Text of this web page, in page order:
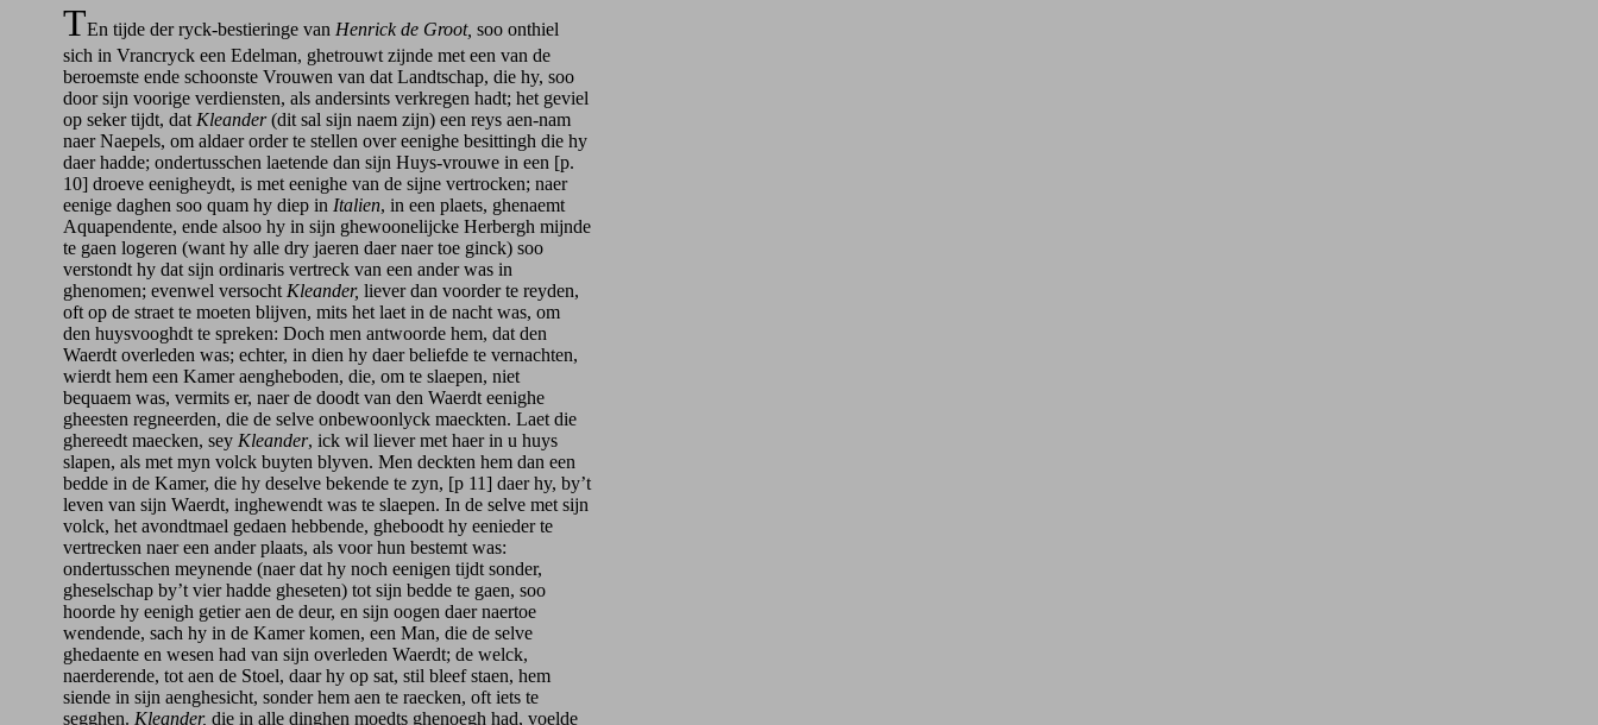
TEn tijde der ryck-bestieringe van Henrick de Groot, soo onthiel
sich in Vrancryck een Edelman, ghetrouwt zijnde met een van de
beroemste ende schoonste Vrouwen van dat Landtschap, die hy, soo
door sijn voorige verdiensten, als andersints verkregen hadt; het geviel
op seker tijdt, dat Kleander(dit sal sijn naem zijn) een reys aen-nam
naer Naepels, om aldaer order te stellen over eenighe besittingh die hy
daer hadde; ondertusschen laetende dan sijn Huys-vrouwe in een [p.
10] droeve eenigheydt, is met eenighe van de sijne vertrocken; naer
eenige daghen soo quam hy diep in Italien, in een plaets, ghenaemt
Aquapendente, ende alsoo hy in sijn ghewoonelijcke Herbergh mijnde
te gaen logeren (want hy alle dry jaeren daer naer toe ginck) soo
verstondt hy dat sijn ordinaris vertreck van een ander was in
ghenomen; evenwel versocht Kleander, liever dan voorder te reyden,
oft op de straet te moeten blijven, mits het laet in de nacht was, om
den huysvooghdt te spreken: Doch men antwoorde hem, dat den
Waerdt overleden was; echter, in dien hy daer beliefde te vernachten,
wierdt hem een Kamer aengheboden, die, om te slaepen, niet
bequaem was, vermits er, naer de doodt van den Waerdt eenighe
gheesten regneerden, die de selve onbewoonlyck maeckten. Laet die
ghereedt maecken, sey Kleander, ick wil liever met haer in u huys
slapen, als met myn volck buyten blyven. Men deckten hem dan een
bedde in de Kamer, die hy deselve bekende te zyn, [p 11] daer hy, by’t
leven van sijn Waerdt, inghewendt was te slaepen. In de selve met sijn
volck, het avondtmael gedaen hebbende, gheboodt hy eenieder te
vertrecken naer een ander plaats, als voor hun bestemt was:
ondertusschen meynende (naer dat hy noch eenigen tijdt sonder,
gheselschap by’t vier hadde gheseten) tot sijn bedde te gaen, soo
hoorde hy eenigh getier aen de deur, en sijn oogen daer naertoe
wendende, sach hy in de Kamer komen, een Man, die de selve
ghedaente en wesen had van sijn overleden Waerdt; de welck,
naerderende, tot aen de Stoel, daar hy op sat, stil bleef staen, hem
siende in sijn aenghesicht, sonder hem aen te raecken, oft iets te
segghen. Kleander, die in alle dinghen moedts ghenoegh had, voelde